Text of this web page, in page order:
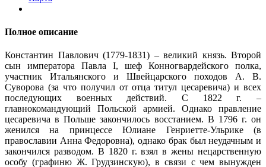
Полное описание
Константин Павлович (1779-1831) – великий князь. Второй
сын императора Павла I, шеф Конногвардейского полка,
участник Итальянского и Швейцарского походов А. В.
Суворова (за что получил от отца титул цесаревича) и всех
последующих военных действий. С 1822 г. –
главнокомандующий Польской армией. Однако правление
цесаревича в Польше закончилось восстанием. В 1796 г. он
женился на принцессе Юлиане Генриетте-Ульрике (в
православии Анна Федоровна), однако брак был неудачным и
закончился разводом. В 1820 г. взял в жены нецарственную
особу (графиню Ж. Грудзинскую), в связи с чем вынужден